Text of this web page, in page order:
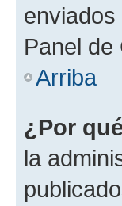
Panel de
Arriba
¿Por
la